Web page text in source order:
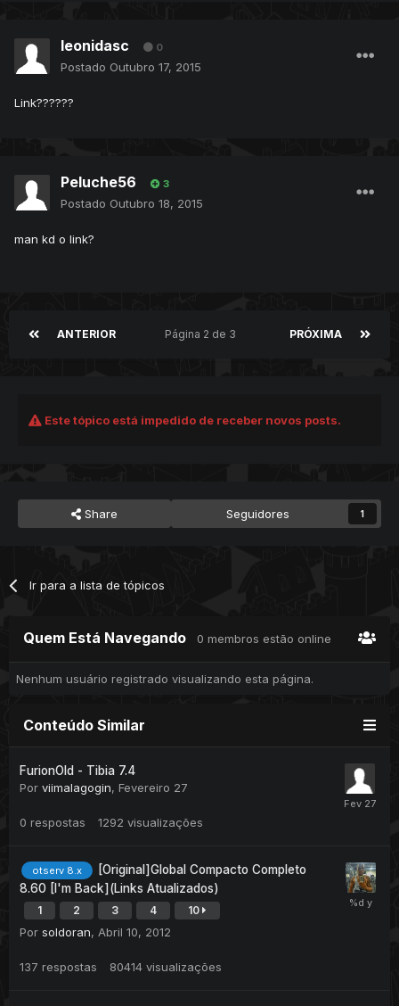
leonidasc 0
Postado Outubro 17, 2015
Link??????
Peluche56 3
Postado Outubro 18, 2015
man kd o link?
ANTERIOR PRÓXIMA
Página 2 de 3
Este tópico está impedido de receber novos posts.
Share Seguidores 1
Ir para a lista de tópicos
Quem Está Navegando 0 membros estão online
Nenhum usuário registrado visualizando esta página.
Conteúdo Similar
FurionOld - Tibia 7.4
Por viimalagogin, Fevereiro 27
0 respostas 1292 visualizações
otserv 8.x
[Original]Global Compacto Completo
8.60 [I'm Back](Links Atualizados)
1 2 3 4 10
Por soldoran, Abril 10, 2012
137 respostas 80414 visualizações